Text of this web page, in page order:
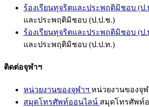
ร้องเรียนทุจริตและประพฤติมิชอบ (ป.
และประพฤติมิชอบ (ป.ป.ช.)
ร้องเรียนทุจริตและประพฤติมิชอบ (ป.
และประพฤติมิชอบ (ป.ป.ท.)
ติดต่อจุฬาฯ
หน่วยงานของจุฬาฯ หน่วยงานของจุฬ
สมุดโทรศัพท์ออนไลน์ สมุดโทรศัพท์